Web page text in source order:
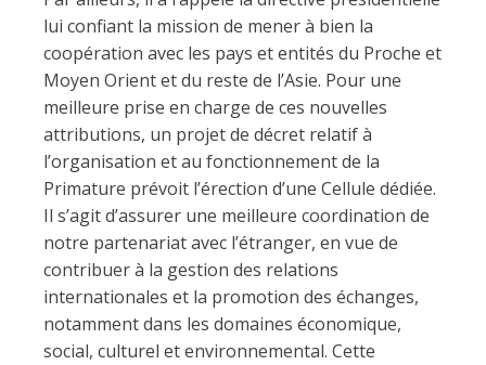
lui confiant la mission de mener à bien la
coopération avec les pays et entités du Proche et
Moyen Orient et du reste de l’Asie. Pour une
meilleure prise en charge de ces nouvelles
attributions, un projet de décret relatif à
l’organisation et au fonctionnement de la
Primature prévoit l’érection d’une Cellule dédiée.
Il s’agit d’assurer une meilleure coordination de
notre partenariat avec l’étranger, en vue de
contribuer à la gestion des relations
internationales et la promotion des échanges,
notamment dans les domaines économique,
social, culturel et environnemental. Cette